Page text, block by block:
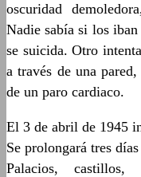
oscuridad
Nadie sabía si los
se suicida. Otro
a través de una
de un paro cardiaco.
El 3 de abril de 1945
Se prolongará tres
Palacios, castillos,